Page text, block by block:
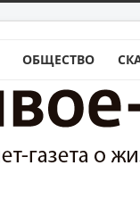
ОБЩЕСТВО